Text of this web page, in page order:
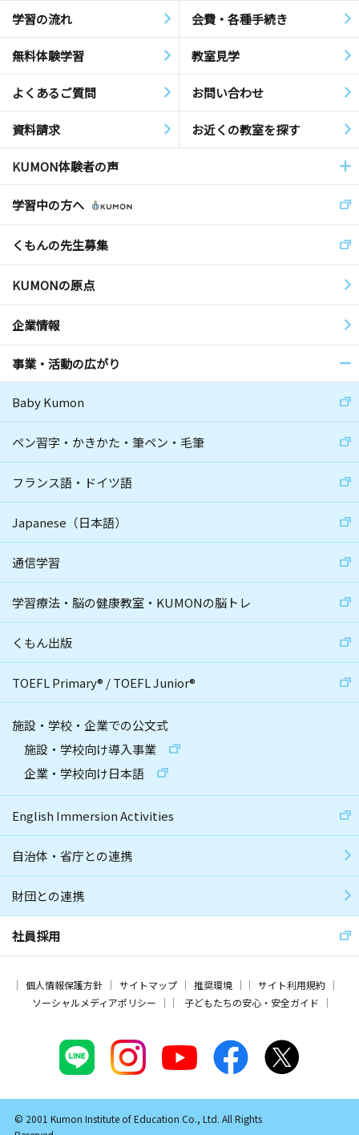
学習の流れ 会費・各種手続き
無料体験学習 教室見学
よくあるご質問 お問い合わせ
資料請求 お近くの教室を探す
KUMON体験者の声
学習中の方へ
くもんの先生募集
KUMONの原点
企業情報
事業・活動の広がり
Baby Kumon
ペン習字・かきかた・筆ペン・毛筆
フランス語・ドイツ語
Japanese（日本語）
通信学習
学習療法・脳の健康教室・KUMONの脳トレ
くもん出版
TOEFL Primary® /TOEFL Junior®
施設・学校・企業での公文式
施設・学校向け導入事業
企業・学校向け日本語
English Immersion Activities
自治体・省庁との連携
財団との連携
社員採用
個人情報保護方針 サイトマップ 推奨環境
サイト利用規約
ソーシャルメディアポリシー
子どもたちの安心・安全ガイド
© 2001 Kumon Institute of Education Co., Ltd. All Rights